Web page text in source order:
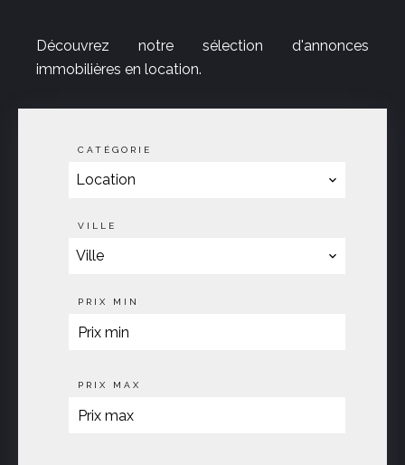
Découvrez notre sélection d'annonces
immobilières en location.
CATÉGORIE
Location
VILLE
Ville
PRIX MIN
PRIX MAX